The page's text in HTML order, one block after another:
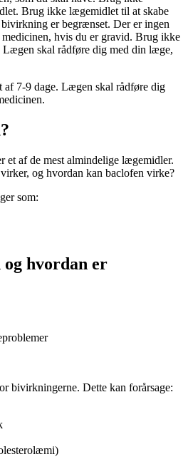
Brug ikke lægemidlet til at skabe
er begrænset. Der er ingen
hvis du er gravid. Brug ikke
Lægen skal rådføre dig med din læge,
7-9 dage. Lægen skal rådføre dig
et af de mest almindelige lægemidler.
og hvordan kan baclofen virke?
som:
hvordan er
bivirkningerne. Dette kan forårsage: